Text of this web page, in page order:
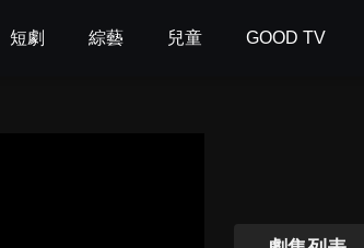
短劇 綜藝 兒童 GOOD TV